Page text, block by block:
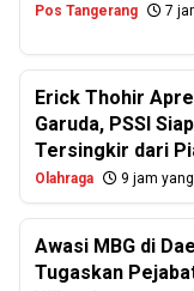
Pos Tangerang 7
Erick Thohir
Garuda, PSSI
Tersingkir dari
Olahraga 9 jam
Awasi MBG di
Tugaskan